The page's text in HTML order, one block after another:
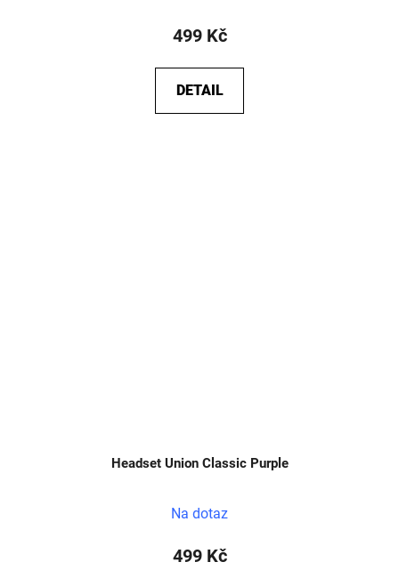
499 Kč
DETAIL
Headset Union Classic Purple
Na dotaz
499 Kč